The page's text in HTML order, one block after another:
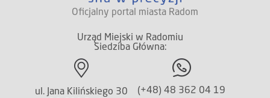
Oficjalny portal miasta Radom
Urząd Miejski w Radomiu
Siedziba Główna:
ul. Jana Kilińskiego 30
(+48) 48 362 04 19